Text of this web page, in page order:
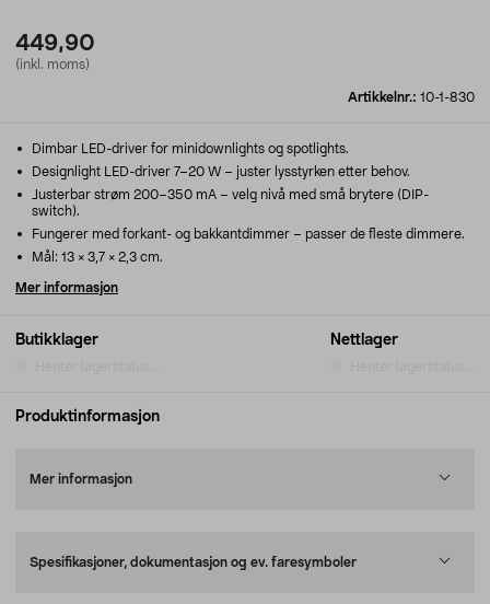
449,90
(inkl. moms)
Artikkelnr.: 10-1-830
Butikklager Nettlager
Dimbar LED-driver for minidownlights og spotlights.
Designlight LED-driver 7–20 W – juster lysstyrken etter behov.
Justerbar strøm 200–350 mA – velg nivå med små brytere (DIP-
switch).
Fungerer med forkant- og bakkantdimmer – passer de fleste dimmere.
Mål: 13 × 3,7 × 2,3 cm.
Mer informasjon
Produktinformasjon
Mer informasjon
Spesifikasjoner, dokumentasjon og ev. faresymboler